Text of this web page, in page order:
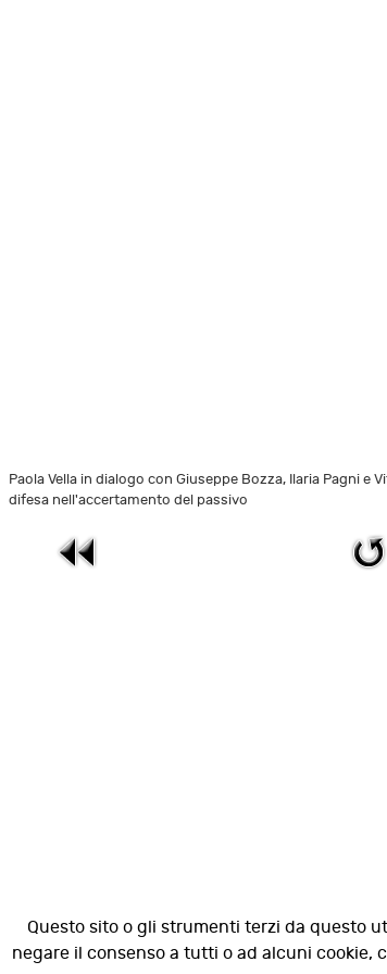
Paola Vella in dialogo con Giuseppe Bozza, Ilaria Pagni
difesa nell'accertamento del passivo
Questo sito o gli strumenti terzi da questo
negare il consenso a tutti o ad alcuni cookie,